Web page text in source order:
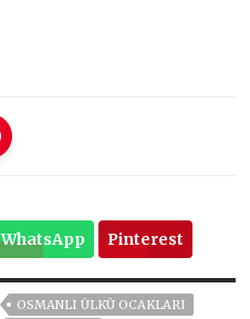
WhatsApp Pinterest
OSMANLI ÜLKÜ OCAKLARI